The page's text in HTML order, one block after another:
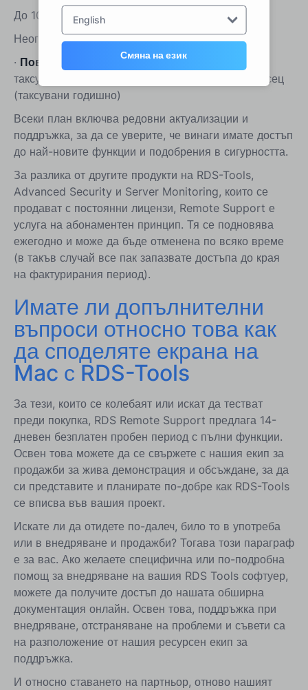
English
Смяна на език
До 10 едновременни връзки
Неограничен брой потребители и устройства
· Повече
допълнителните паралелни връзки се
таксуват с допълнителни 5 долара на връзка/месец
(таксувани годишно)
Всеки план включва редовни актуализации и
поддръжка, за да се уверите, че винаги имате достъп
до най-новите функции и подобрения в сигурността.
За разлика от другите продукти на RDS-Tools,
Advanced Security и Server Monitoring, които се
продават с постоянни лицензи, Remote Support е
услуга на абонаментен принцип. Тя се подновява
ежегодно и може да бъде отменена по всяко време
(в такъв случай все пак запазвате достъпа до края
на фактурирания период).
Имате ли допълнителни
въпроси относно това как
да споделяте екрана на
Mac с RDS-Tools
За тези, които се колебаят или искат да тестват
преди покупка, RDS Remote Support предлага 14-
дневен безплатен пробен период с пълни функции.
Освен това можете да се свържете с нашия екип за
продажби за жива демонстрация и обсъждане, за да
си представите и планирате по-добре как RDS-Tools
се вписва във вашия проект.
Искате ли да отидете по-далеч, било то в употреба
или в внедряване и продажби? Тогава този параграф
е за вас. Ако желаете специфична или по-подробна
помощ за внедряване на вашия RDS Tools софтуер,
можете да получите достъп до нашата обширна
документация онлайн. Освен това, поддръжка при
внедряване, отстраняване на проблеми и съвети са
на разположение от нашия ресурсен екип за
поддръжка.
И относно ставането на партньор, отново нашият